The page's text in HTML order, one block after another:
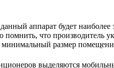
аппарат будет
что производитель
размер
выделяются